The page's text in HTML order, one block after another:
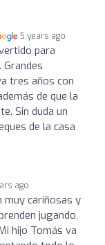
5 years ago
para
tres años con
de que la
Sin duda un
de la casa
ago
muy cariñosas y
jugando,
hijo Tomás va